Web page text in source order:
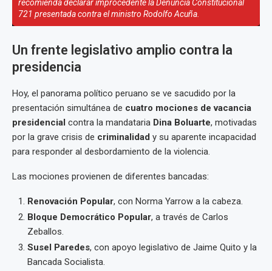
recomienda declarar improcedente la Denuncia Constitucional
721 presentada contra el ministro Rodolfo Acuña.
Un frente legislativo amplio contra la
presidencia
Hoy, el panorama político peruano se ve sacudido por la
presentación simultánea de cuatro mociones de vacancia
presidencial contra la mandataria Dina Boluarte, motivadas
por la grave crisis de criminalidad y su aparente incapacidad
para responder al desbordamiento de la violencia.
Las mociones provienen de diferentes bancadas:
Renovación Popular, con Norma Yarrow a la cabeza.
Bloque Democrático Popular, a través de Carlos
Zeballos.
Susel Paredes, con apoyo legislativo de Jaime Quito y la
Bancada Socialista.